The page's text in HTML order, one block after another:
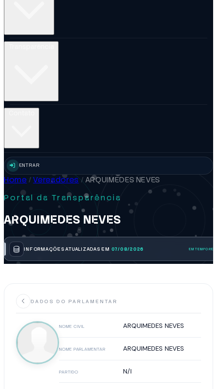
ENTRAR
Home / Vereadores /ARQUIMEDES NEVES
Portal da Transparência
ARQUIMEDES NEVES
INFORMAÇÕES ATUALIZADAS EM 07/08/2026
DADOS DO PARLAMENTAR
NOME CIVIL ARQUIMEDES NEVES
NOME PARLAMENTAR ARQUIMEDES NEVES
PARTIDO N/I